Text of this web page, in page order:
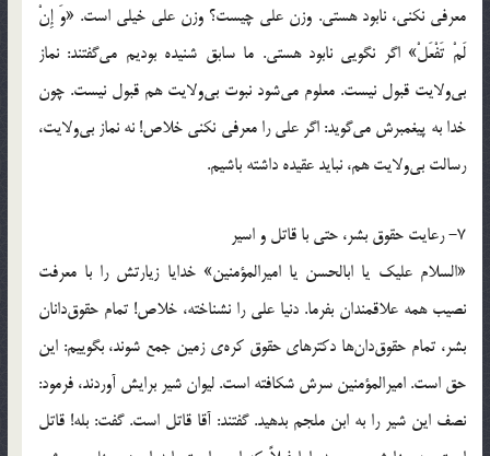
معرفي نكني، نابود هستي. وزن علي چيست؟ وزن علي خيلي است. «وَ إِنْ
لَمْ تَفْعَلْ» اگر نگويي نابود هستي. ما سابق شنيده بوديم مي‌گفتند: نماز
بي‌ولايت قبول نيست. معلوم مي‌شود نبوت بي‌ولايت هم قبول نيست. چون
خدا به پيغمبرش مي‌گويد: اگر علي را معرفي نكني خلاص! نه نماز بي‌ولايت،
رسالت بي‌ولايت هم، نبايد عقيده داشته باشيم.
7- رعايت حقوق بشر، حتي با قاتل و اسير
«السلام عليك يا ابالحسن يا اميرالمؤمنين» خدايا زيارتش را با معرفت
نصيب همه علاقمندان بفرما. دنيا علي را نشناخته، خلاص! تمام حقوق‌دانان
بشر، تمام حقوق‌دان‌ها دكترهاي حقوق كره‌ي زمين جمع شوند، بگوييم: اين
حق است. اميرالمؤمنين سرش شكافته است. ليوان شير برايش آوردند، فرمود:
نصف اين شير را به ابن ملجم بدهيد. گفتند: آقا قاتل است. گفت: بله! قاتل